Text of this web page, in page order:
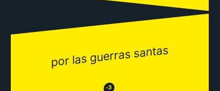
por las guerras santas
-3